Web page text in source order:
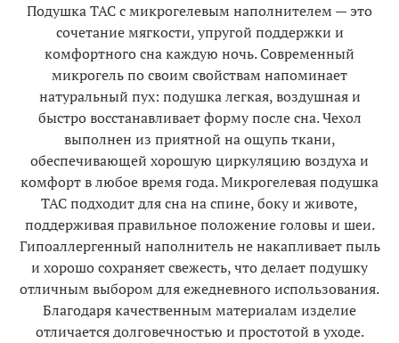
Подушка TAC с микрогелевым наполнителем — это
сочетание мягкости, упругой поддержки и
комфортного сна каждую ночь. Современный
микрогель по своим свойствам напоминает
натуральный пух: подушка легкая, воздушная и
быстро восстанавливает форму после сна. Чехол
выполнен из приятной на ощупь ткани,
обеспечивающей хорошую циркуляцию воздуха и
комфорт в любое время года. Микрогелевая подушка
TAC подходит для сна на спине, боку и животе,
поддерживая правильное положение головы и шеи.
Гипоаллергенный наполнитель не накапливает пыль
и хорошо сохраняет свежесть, что делает подушку
отличным выбором для ежедневного использования.
Благодаря качественным материалам изделие
отличается долговечностью и простотой в уходе.